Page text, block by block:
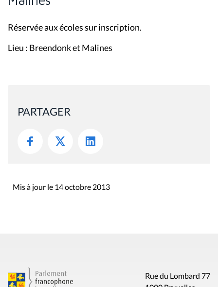
Réservée aux écoles sur inscription.
Lieu : Breendonk et Malines
PARTAGER
Mis à jour le 14 octobre 2013
Rue du Lombard 77